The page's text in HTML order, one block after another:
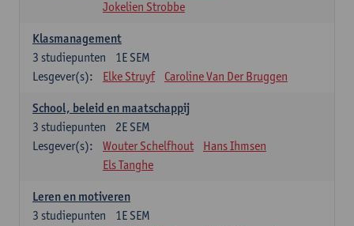
Jokelien Strobbe
Klasmanagement
1E SEM
3 studiepunten
Lesgever(s):
Elke Struyf Caroline Van Der Bruggen
School, beleid en maatschappij
2E SEM
3 studiepunten
Lesgever(s):
Wouter Schelfhout
Hans Ihmsen
Els Tanghe
Leren en motiveren
1E SEM
3 studiepunten